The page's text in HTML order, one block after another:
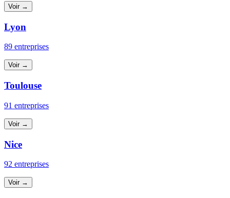
Voir →
Lyon
89 entreprises
Voir →
Toulouse
91 entreprises
Voir →
Nice
92 entreprises
Voir →